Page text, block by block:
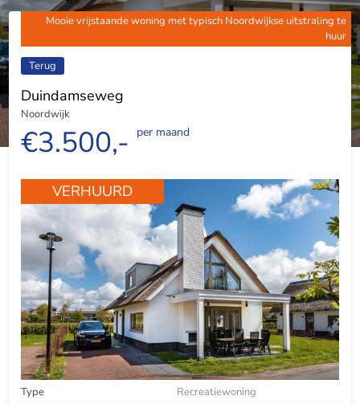
Mooie vrijstaande woning met typisch Noordwijkse uitstraling te
huur
Terug
Duindamseweg
Noordwijk
€3.500,- per maand
VERHUURD
Type
Recreatiewoning